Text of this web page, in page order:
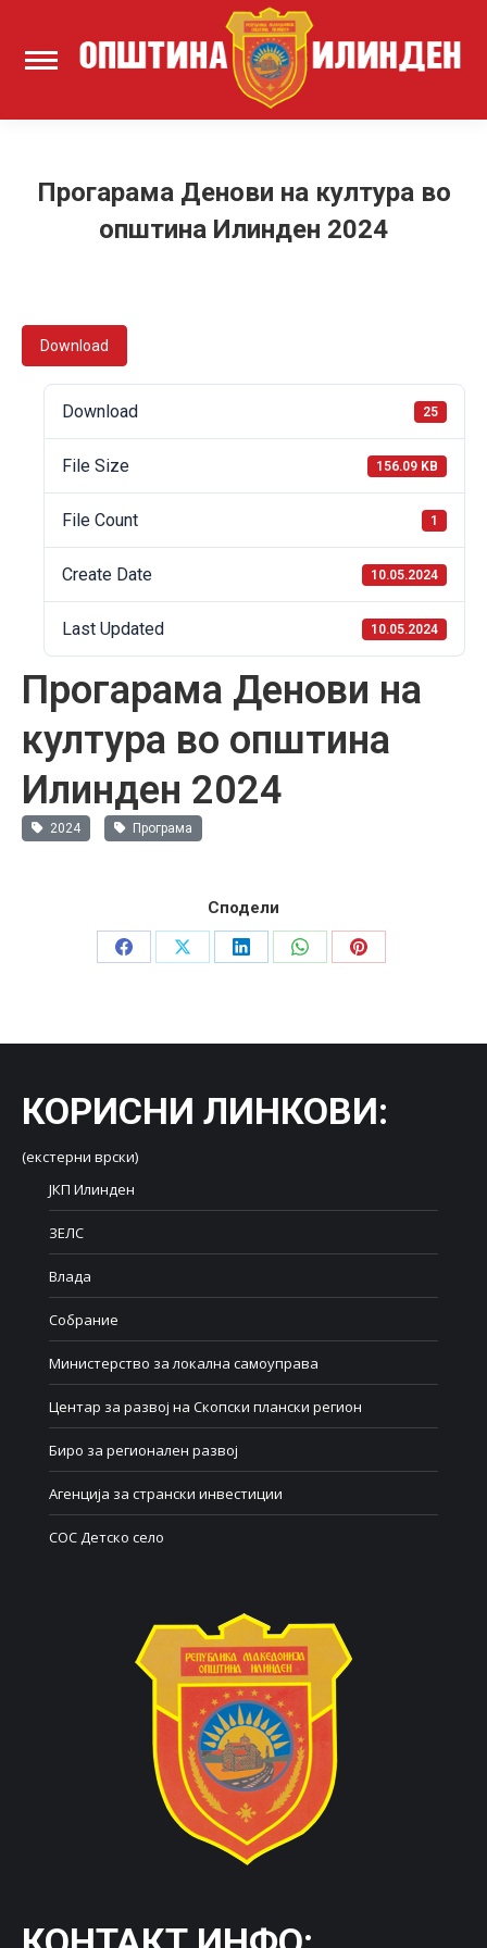
Прогарама Денови на култура во
општина Илинден 2024
Download
Download 25
File Size 156.09 KB
File Count 1
Create Date 10.05.2024
Last Updated 10.05.2024
Прогарама Денови на
култура во општина
Илинден 2024
2024 Програма
Сподели
Share
Share
Share
Share
Share
КОРИСНИ ЛИНКОВИ:
(екстерни врски)
ЈКП Илинден
ЗЕЛС
Влада
Собрание
Министерство за локална самоуправа
Центар за развој на Скопски плански регион
Биро за регионален развој
Агенција за странски инвестиции
СОС Детско село